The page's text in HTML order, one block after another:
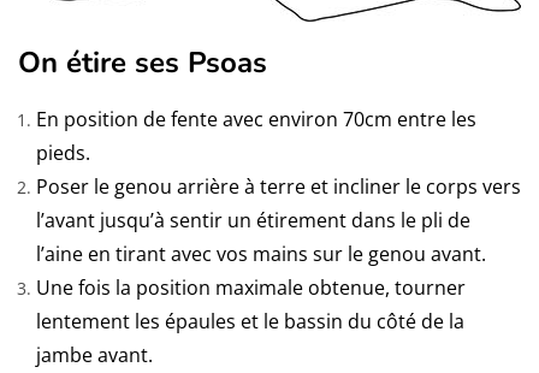
On étire ses Psoas
En position de fente avec environ 70cm entre les
pieds.
Poser le genou arrière à terre et incliner le corps vers
l’avant jusqu’à sentir un étirement dans le pli de
l’aine en tirant avec vos mains sur le genou avant.
Une fois la position maximale obtenue, tourner
lentement les épaules et le bassin du côté de la
jambe avant.